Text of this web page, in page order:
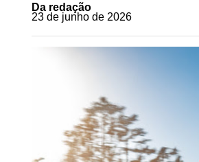
Da redação
23 de junho de 2026